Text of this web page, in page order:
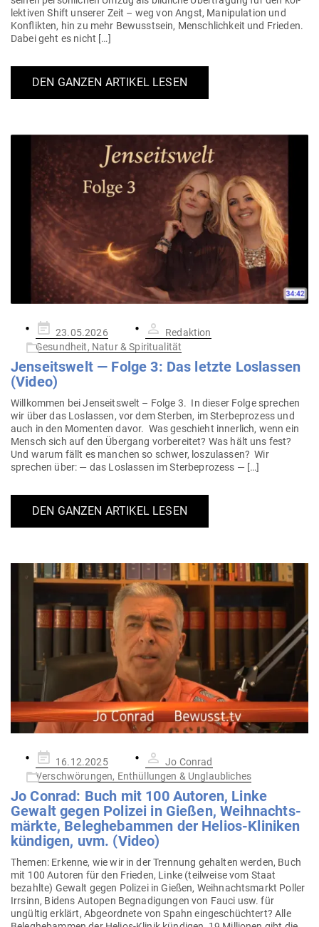
lek­tiven Shift unserer Zeit – weg von Angst, Mani­pu­lation und
Kon­flikten, hin zu mehr Bewusstsein, Mensch­lichkeit und Frieden.
Dabei geht es nicht […]
DEN GANZEN ARTIKEL LESEN
Gepostet
am
23.05.2026
Redaktion
Gesundheit, Natur & Spiritualität
Jen­seitswelt — Folge 3: Das letzte Los­lassen
(Video)
Will­kommen bei Jen­seitswelt – Folge 3. In dieser Folge sprechen
wir über das Los­lassen, vor dem Sterben, im Ster­be­prozess und
auch in den Momenten davor. Was geschieht innerlich, wenn ein
Mensch sich auf den Übergang vor­be­reitet? Was hält uns fest?
Und warum fällt es manchen so schwer, los­zu­lassen? Wir
sprechen über: — das Los­lassen im Sterbeprozess — […]
DEN GANZEN ARTIKEL LESEN
Gepostet
am
16.12.2025
Jo Conrad
Verschwörungen, Enthüllungen & Unglaubliches
Jo Conrad: Buch mit 100 Autoren, Linke
Gewalt gegen Polizei in Gießen, Weih­nachts­
märkte, Beleg­heb­ammen der Helios-Kli­niken
kün­digen, uvm. (Video)
Themen: Erkenne, wie wir in der Trennung gehalten werden, Buch
mit 100 Autoren für den Frieden, Linke (teil­weise vom Staat
bezahlte) Gewalt gegen Polizei in Gießen, Weih­nachts­markt Poller
Irrsinn, Bidens Autopen Begna­di­gungen von Fauci usw. für
ungültig erklärt, Abge­ordnete von Spahn ein­ge­schüchtert? Alle